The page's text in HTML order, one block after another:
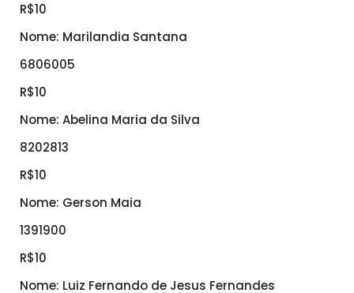
R$10
Nome: Marilandia Santana
6806005
R$10
Nome: Abelina Maria da Silva
8202813
R$10
Nome: Gerson Maia
1391900
R$10
Nome: Luiz Fernando de Jesus Fernandes